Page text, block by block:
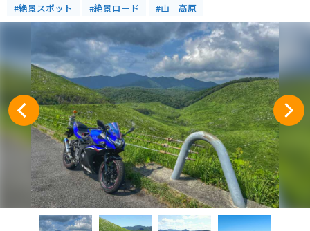
#絶景スポット #絶景ロード #山｜高原